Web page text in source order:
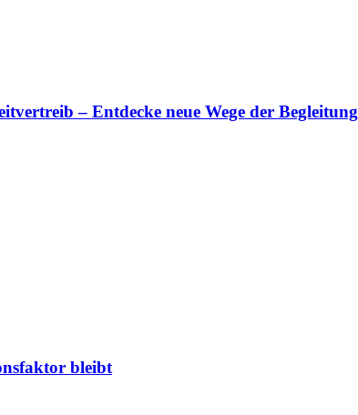
– Entdecke neue Wege der Begleitung
bleibt